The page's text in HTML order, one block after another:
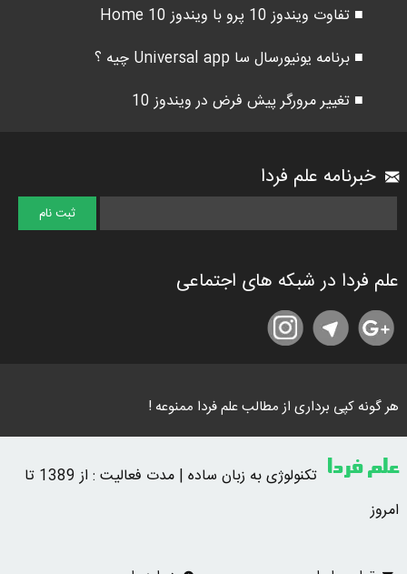
■ تفاوت ویندوز 10 پرو با ویندوز 10 Home
■ برنامه یونیورسال سا Universal app چیه ؟
■ تغییر مرورگر پیش فرض در ویندوز 10
خبرنامه علم فردا
علم فردا در شبکه های اجتماعی
هر گونه کپی برداری از مطالب علم فردا ممنوعه !
علم فردا
تکنولوژی به زبان ساده | مدت فعالیت : از 1389 تا
امروز